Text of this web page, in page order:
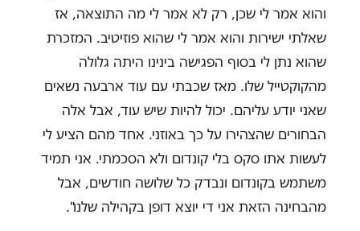
והוא אמר לי שכן, רק לא אמר לי מה התוצאה, אז
שאלתי ישירות והוא אמר לי שהוא פוזיטיב. המזכרת
שהוא נתן לי בסוף הפגישה בינינו היתה גלולה
מהקוקטייל שלו. מאז שכבתי עם עוד ארבעה נשאים
שאני יודע עליהם. יכול להיות שיש עוד, אבל אלה
הבחורים שהצהירו על כך באוזני. אחד מהם הציע לי
לעשות אתו סקס בלי קונדום ולא הסכמתי. אני תמיד
משתמש בקונדום ונבדק כל שלושה חודשים, אבל
מהבחינה הזאת אני די יוצא דופן בקהילה שלנו".